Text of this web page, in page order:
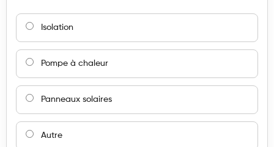
Isolation
Pompe à chaleur
Panneaux solaires
Autre